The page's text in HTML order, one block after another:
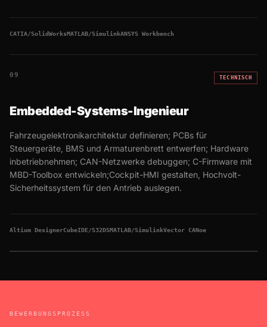
CATIA/SolidWorksMATLAB/SimulinkANSYS Workbench
09 TECHNISCH
Embedded-Systems-Ingenieur
Fahrzeugelektronikarchitektur definieren; PCBs für
Steuergeräte, BMS und Armaturenbrett entwerfen; Hardware
inbetriebnehmen; CAN-Netzwerke debuggen; C-Firmware mit
MBD-Toolbox entwickeln;Cockpit-HMI gestalten, Hochvolt-
Sicherheitssystem für den Antrieb auslegen.
Altium DesignerCubeIDE/S32DSMATLAB/SimulinkVector CANoe
BEWERBUNGSPROZESS